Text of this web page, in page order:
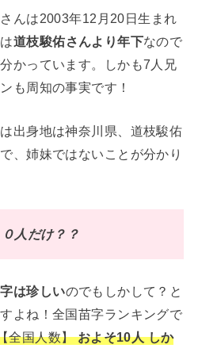
んは2003年12月20日生まれ
道枝駿佑さんより年下なので
かっています。しかも7人兄
も周知の事実です！
出身地は神奈川県、道枝駿佑
、姉妹ではないことが分かり
人だけ？？
は珍しいのでもしかして？と
よね！全国苗字ランキングで
全国人数】およそ10人 しか